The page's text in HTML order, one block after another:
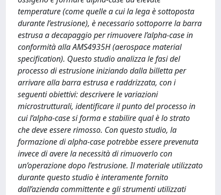
temperature (come quelle a cui la lega è sottoposta
durante l’estrusione), è necessario sottoporre la barra
estrusa a decapaggio per rimuovere l’alpha-case in
conformità alla AMS4935H (aerospace material
specification). Questo studio analizza le fasi del
processo di estrusione iniziando dalla billetta per
arrivare alla barra estrusa e raddrizzata, con i
seguenti obiettivi: descrivere le variazioni
microstrutturali, identificare il punto del processo in
cui l’alpha-case si forma e stabilire qual è lo strato
che deve essere rimosso. Con questo studio, la
formazione di alpha-case potrebbe essere prevenuta
invece di avere la necessità di rimuoverlo con
un’operazione dopo l’estrusione. Il materiale utilizzato
durante questo studio è interamente fornito
dall’azienda committente e gli strumenti utilizzati